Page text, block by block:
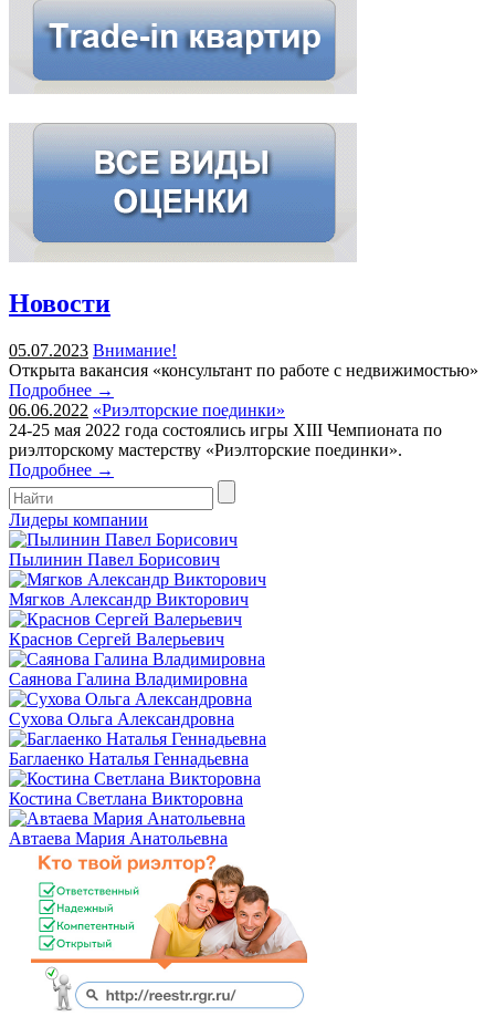
Новости
05.07.2023 Внимание!
Открыта вакансия «консультант по работе с недвижимостью»
Подробнее →
06.06.2022 «Риэлторские поединки»
24-25 мая 2022 года состоялись игры XIII Чемпионата по
риэлторскому мастерству «Риэлторские поединки».
Подробнее →
Лидеры компании
Пылинин Павел Борисович
Мягков Александр Викторович
Краснов Сергей Валерьевич
Саянова Галина Владимировна
Сухова Ольга Александровна
Баглаенко Наталья Геннадьевна
Костина Светлана Викторовна
Автаева Мария Анатольевна